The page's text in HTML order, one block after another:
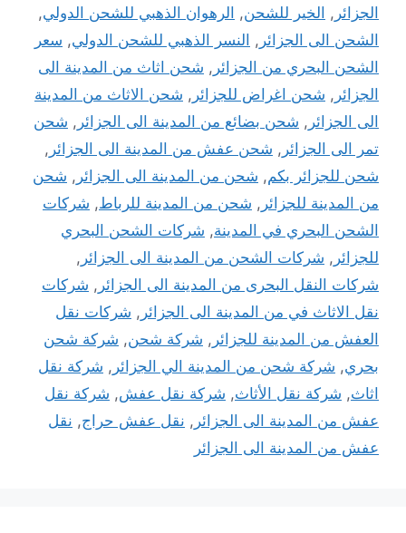
الجزائر , الخير للشحن, الرهوان الذهبي للشحن الدولي,
الشحن الى الجزائر , النسر الذهبي للشحن الدولي, سعر
الشحن البحري من الجزائر , شحن اثاث من المدينة الى
الجزائر , شحن اغراض للجزائر , شحن الاثاث من المدينة
الى الجزائر , شحن بضائع من المدينة الى الجزائر , شحن
تمر الى الجزائر , شحن عفش من المدينة الى الجزائر ,
شحن للجزائر بكم, شحن من المدينة الى الجزائر , شحن
من المدينة للجزائر , شحن من المدينة للرباط, شركات
الشحن البحري في المدينة, شركات الشحن البحري
للجزائر , شركات الشحن من المدينة الى الجزائر ,
شركات النقل البحرى من المدينة الى الجزائر , شركات
نقل الاثاث في من المدينة الى الجزائر , شركات نقل
العفش من المدينة للجزائر , شركة شحن, شركة شحن
بحري, شركة شحن من المدينة الي الجزائر , شركة نقل
اثاث, شركة نقل الأثاث, شركة نقل عفش, شركة نقل
عفش من المدينة الى الجزائر , نقل عفش حراج, نقل
عفش من المدينة الى الجزائر